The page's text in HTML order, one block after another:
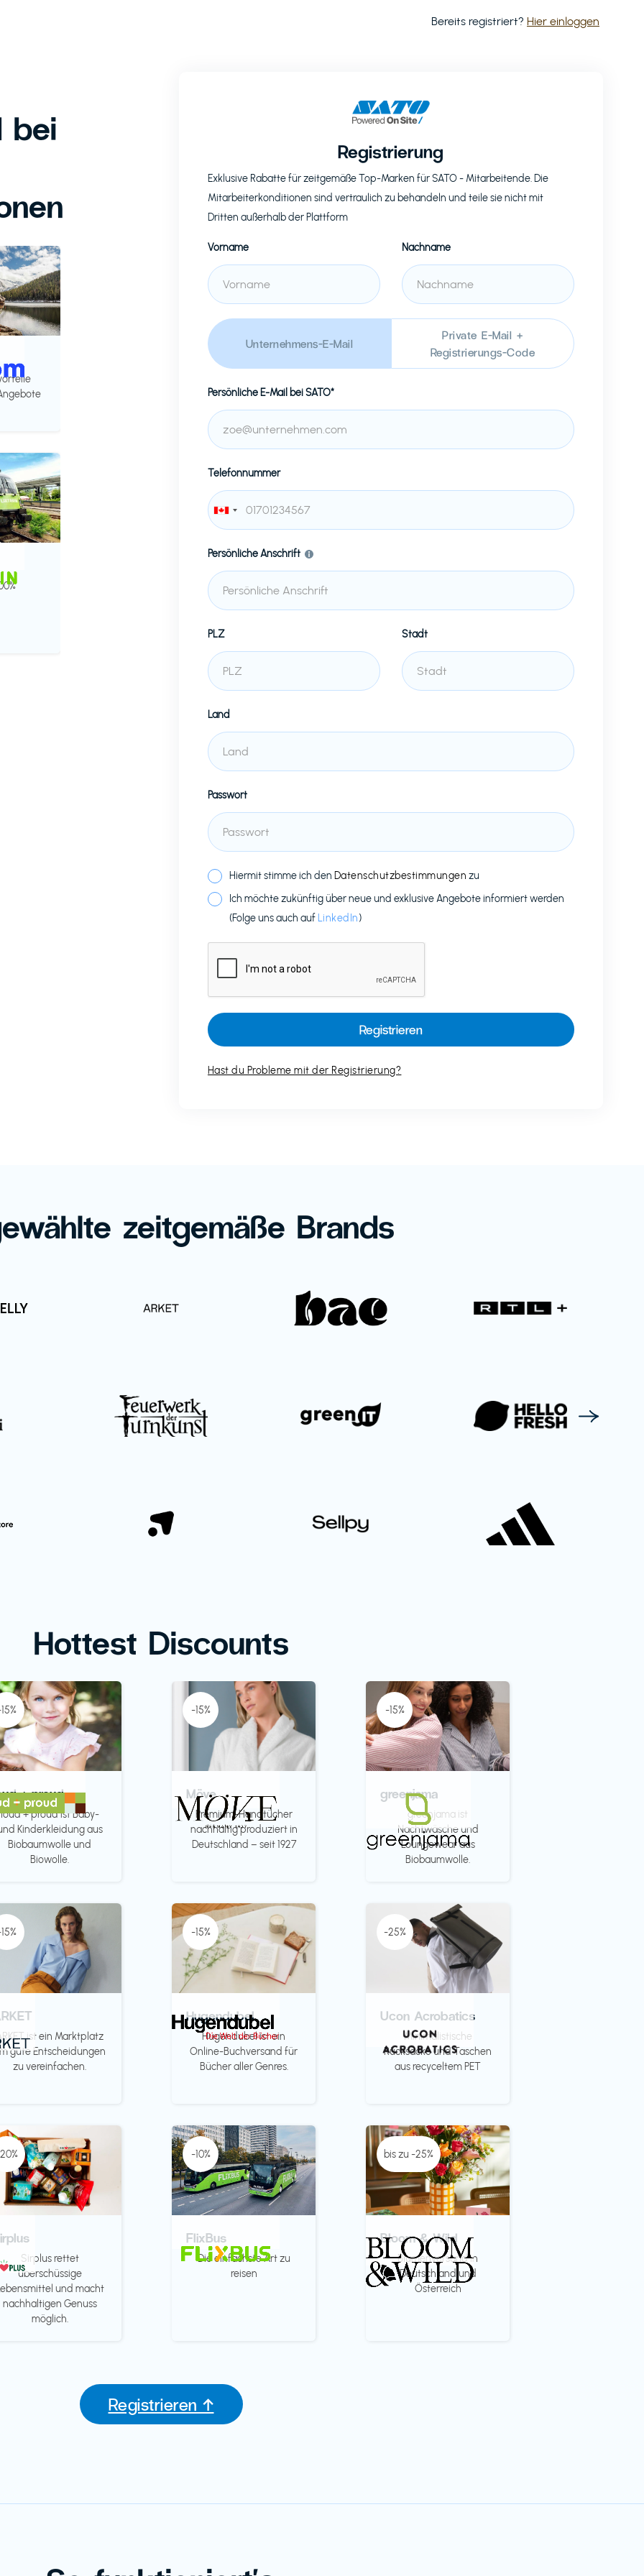
Bereits registriert? Hier einloggen
bei
Registrierung
Exklusive Rabatte für zeitgemäße Top-Marken fürSATO- Mitarbeitende. Die
Mitarbeiterkonditionen sind vertraulich zu behandeln und teile sie nicht mit
Dritten außerhalb der Plattform
Vorname Nachname
Unternehmens-E-Mail
Private E-Mail +
Registrierungs-Code
Persönliche E-Mail beiSATO*
Telefonnummer
Persönliche Anschrift
PLZ Stadt
Land
Passwort
Hiermit stimme ich den Datenschutzbestimmungen zu
Ich möchte zukünftig über neue und exklusive Angebote informiert werden
(Folge uns auch auf LinkedIn)
Hast du Probleme mit der Registrierung?
zeitgemäße Brands
Hottest Discounts
+ proud
loud + proud ist Baby-
Kinderkleidung aus
Biobaumwolle und
Biowolle.
-15%
Möve
Premium-Handtücher
nachhaltig produziert in
Deutschland – seit 1927
-15%
greenjama
greenjama ist
Nachtwäsche und
Loungewear aus
Biobaumwolle.
ist ein Marktplatz
gute Entscheidungen
zu vereinfachen.
-15%
Hugendubel
Hugendubel ist ein
Online-Buchversand für
Bücher aller Genres.
-25%
Ucon Acrobatics
Minimalistische
Rücksäcke und Taschen
aus recyceltem PET
Sirplus rettet
überschüssige
und macht
nachhaltigen Genuss
möglich.
-10%
FlixBus
Die einfachste Art zu
reisen
bis zu -25%
Bloom & Wild
Blumenversand in
Deutschland und
Österreich
Registrieren ↑